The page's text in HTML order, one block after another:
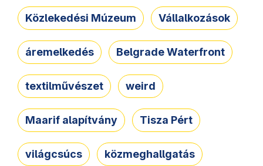
Közlekedési Múzeum Vállalkozások
áremelkedés Belgrade Waterfront
textilművészet weird
Maarif alapítvány Tisza Pért
világcsúcs közmeghallgatás